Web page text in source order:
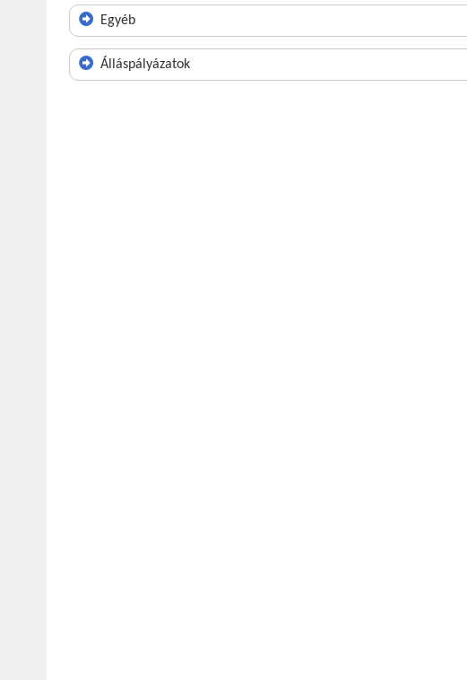
Egyéb
Álláspályázatok